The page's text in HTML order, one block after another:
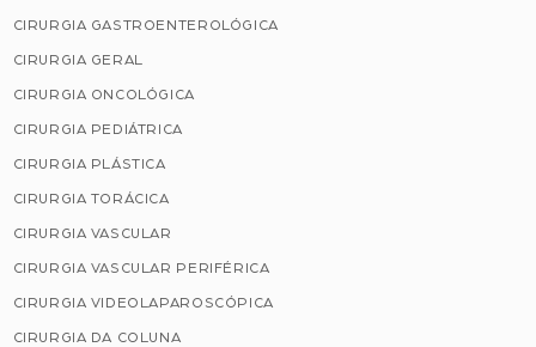
CIRURGIA GASTROENTEROLÓGICA
CIRURGIA GERAL
CIRURGIA ONCOLÓGICA
CIRURGIA PEDIÁTRICA
CIRURGIA PLÁSTICA
CIRURGIA TORÁCICA
CIRURGIA VASCULAR
CIRURGIA VASCULAR PERIFÉRICA
CIRURGIA VIDEOLAPAROSCÓPICA
CIRURGIA DA COLUNA